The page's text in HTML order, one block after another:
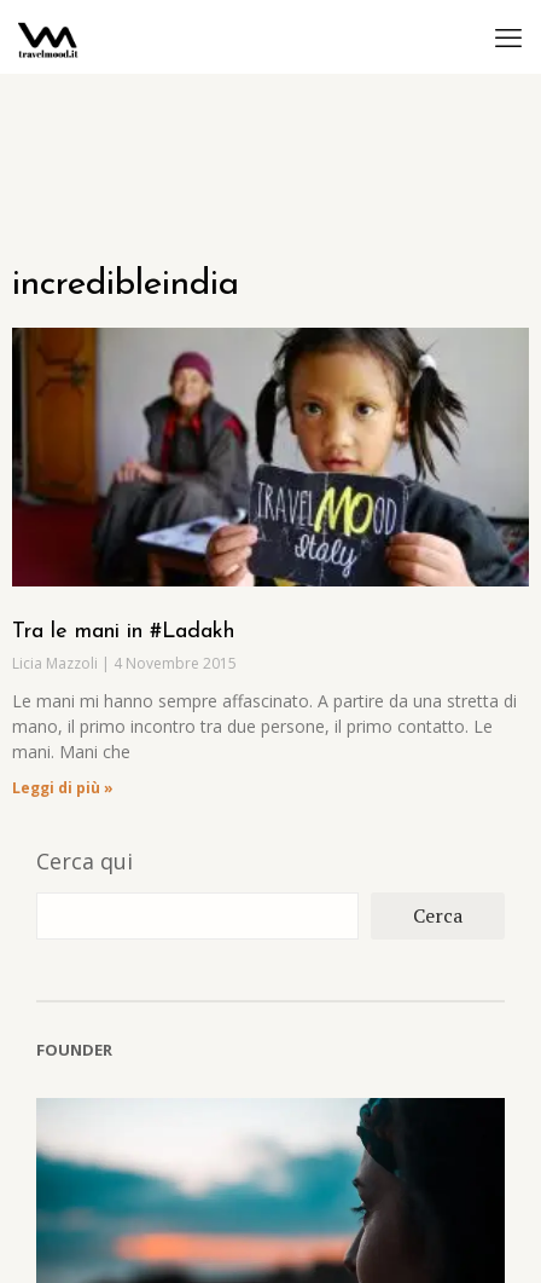
incredibleindia
Tra le mani in #Ladakh
Licia Mazzoli 4 Novembre 2015
Le mani mi hanno sempre affascinato. A partire da una stretta di
mano, il primo incontro tra due persone, il primo contatto. Le
mani. Mani che
Leggi di più »
Cerca qui
Cerca
FOUNDER